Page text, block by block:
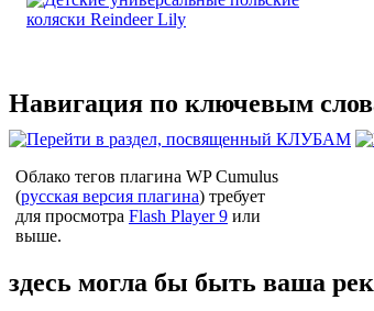
Навигация по ключевым
Облако тегов плагина WP Cumulus
(русская версия плагина) требует
для просмотра Flash Player 9 или
выше.
здесь могла бы быть ваша